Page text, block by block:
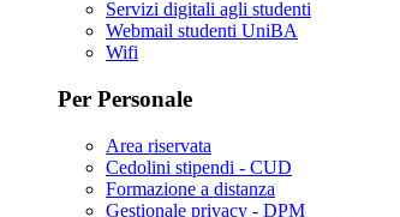
Servizi digitali agli studenti
Webmail studenti UniBA
Wifi
Per Personale
Area riservata
Cedolini stipendi - CUD
Formazione a distanza
Gestionale privacy - DPM